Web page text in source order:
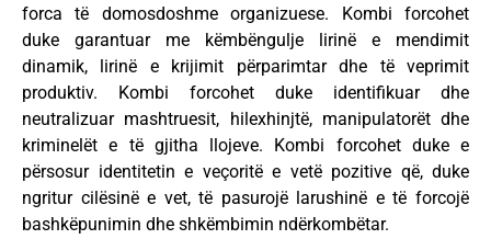
forca të domosdoshme organizuese. Kombi forcohet
duke garantuar me këmbëngulje lirinë e mendimit
dinamik, lirinë e krijimit përparimtar dhe të veprimit
produktiv. Kombi forcohet duke identifikuar dhe
neutralizuar mashtruesit, hilexhinjtë, manipulatorët dhe
kriminelët e të gjitha llojeve. Kombi forcohet duke e
përsosur identitetin e veçoritë e vetë pozitive që, duke
ngritur cilësinë e vet, të pasurojë larushinë e të forcojë
bashkëpunimin dhe shkëmbimin ndërkombëtar.